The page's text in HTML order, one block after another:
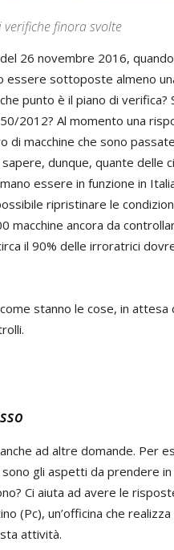
finora svolte
del 26 novembre 2016,
sottoposte almeno
punto è il piano di
2012? Al momento una
di macchine che sono
dunque, quante delle
essere in funzione in
ripristinare le
macchine ancora da
il 90% delle irroratrici
stanno le cose, in
ad altre domande. Per
sono gli aspetti da prendere
Ci aiuta ad avere le
(Pc), un’officina che
attività.